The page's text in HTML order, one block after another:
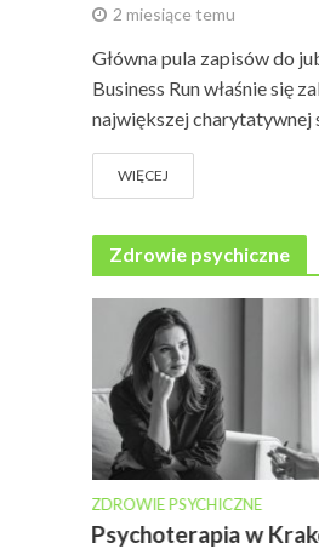
2 miesiące temu
Główna pula zapisów do
Business Run właśnie się
największej charytatywnej
WIĘCEJ
Zdrowie psychiczne
ZDROWIE PSYCHICZNE
Psychoterapia w